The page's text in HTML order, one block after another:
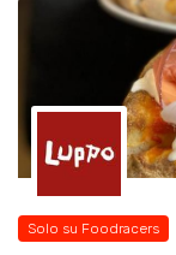
Solo su Foodracers